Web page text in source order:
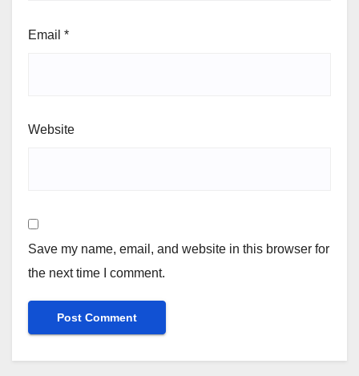
Email *
Website
Save my name, email, and website in this browser for
the next time I comment.